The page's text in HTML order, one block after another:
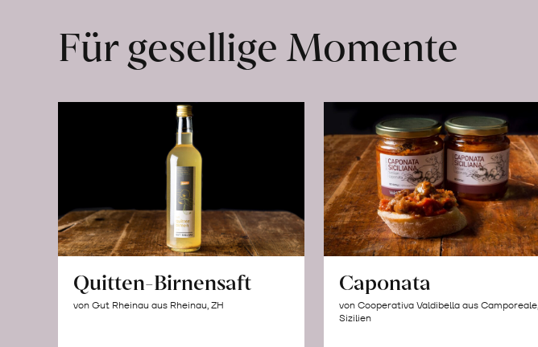
Für gesellige Momente
Quitten-Birnensaft
von Gut Rheinau aus Rheinau, ZH
Caponata
von Cooperativa Valdibella aus Camporeale,
Sizilien